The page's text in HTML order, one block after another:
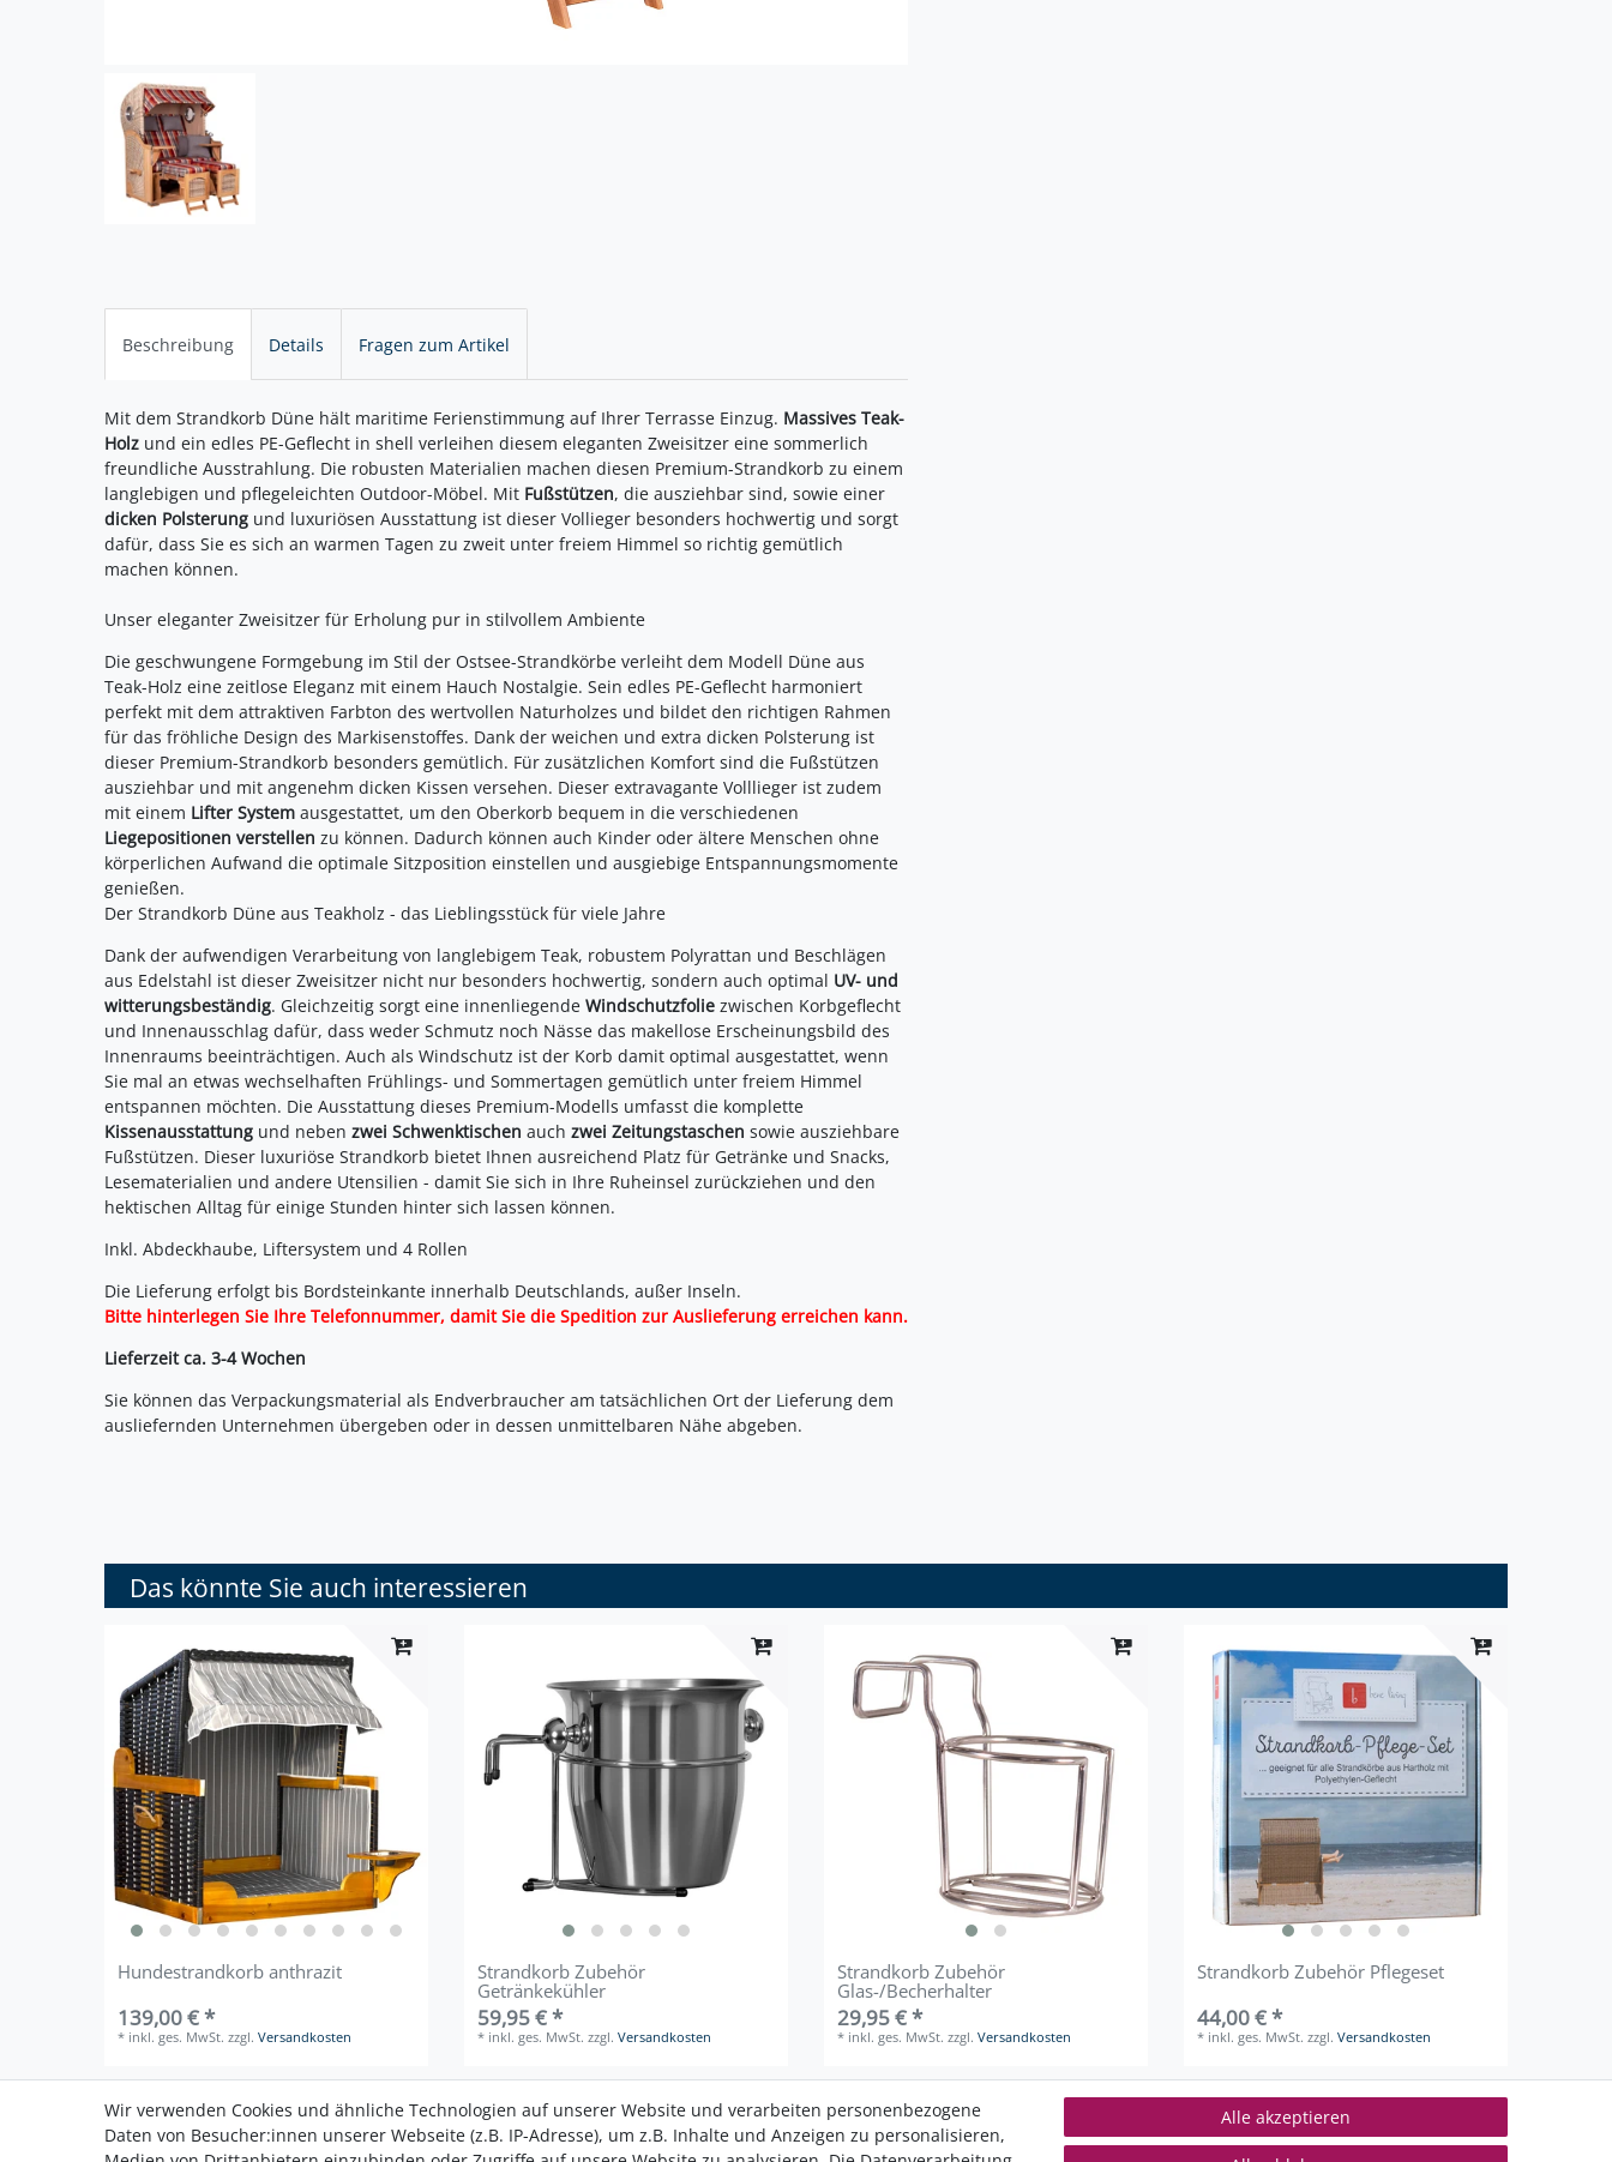
Beschreibung Details Fragen zum Artikel
Mit dem Strandkorb Düne hält maritime Ferienstimmung auf Ihrer Terrasse Einzug. Massives Teak-
Holz und ein edles PE-Geflecht in shell verleihen diesem eleganten Zweisitzer eine sommerlich
freundliche Ausstrahlung. Die robusten Materialien machen diesen Premium-Strandkorb zu einem
langlebigen und pflegeleichten Outdoor-Möbel. Mit Fußstützen, die ausziehbar sind, sowie einer
dicken Polsterung und luxuriösen Ausstattung ist dieser Vollieger besonders hochwertig und sorgt
dafür, dass Sie es sich an warmen Tagen zu zweit unter freiem Himmel so richtig gemütlich
machen können.
Unser eleganter Zweisitzer für Erholung pur in stilvollem Ambiente
Die geschwungene Formgebung im Stil der Ostsee-Strandkörbe verleiht dem Modell Düne aus
Teak-Holz eine zeitlose Eleganz mit einem Hauch Nostalgie. Sein edles PE-Geflecht harmoniert
perfekt mit dem attraktiven Farbton des wertvollen Naturholzes und bildet den richtigen Rahmen
für das fröhliche Design des Markisenstoffes. Dank der weichen und extra dicken Polsterung ist
dieser Premium-Strandkorb besonders gemütlich. Für zusätzlichen Komfort sind die Fußstützen
ausziehbar und mit angenehm dicken Kissen versehen. Dieser extravagante Volllieger ist zudem
mit einem Lifter System ausgestattet, um den Oberkorb bequem in die verschiedenen
Liegepositionen verstellen zu können. Dadurch können auch Kinder oder ältere Menschen ohne
körperlichen Aufwand die optimale Sitzposition einstellen und ausgiebige Entspannungsmomente
genießen.
Der Strandkorb Düne aus Teakholz - das Lieblingsstück für viele Jahre
Dank der aufwendigen Verarbeitung von langlebigem Teak, robustem Polyrattan und Beschlägen
aus Edelstahl ist dieser Zweisitzer nicht nur besonders hochwertig, sondern auch optimal UV- und
witterungsbeständig. Gleichzeitig sorgt eine innenliegende Windschutzfolie zwischen Korbgeflecht
und Innenausschlag dafür, dass weder Schmutz noch Nässe das makellose Erscheinungsbild des
Innenraums beeinträchtigen. Auch als Windschutz ist der Korb damit optimal ausgestattet, wenn
Sie mal an etwas wechselhaften Frühlings- und Sommertagen gemütlich unter freiem Himmel
entspannen möchten. Die Ausstattung dieses Premium-Modells umfasst die komplette
Kissenausstattung und neben zwei Schwenktischen auch zwei Zeitungstaschen sowie ausziehbare
Fußstützen. Dieser luxuriöse Strandkorb bietet Ihnen ausreichend Platz für Getränke und Snacks,
Lesematerialien und andere Utensilien - damit Sie sich in Ihre Ruheinsel zurückziehen und den
hektischen Alltag für einige Stunden hinter sich lassen können.
Inkl. Abdeckhaube, Liftersystem und 4 Rollen
Die Lieferung erfolgt bis Bordsteinkante innerhalb Deutschlands, außer Inseln.
Bitte hinterlegen Sie Ihre Telefonnummer, damit Sie die Spedition zur Auslieferung erreichen kann.
Lieferzeit ca. 3-4 Wochen
Sie können das Verpackungsmaterial als Endverbraucher am tatsächlichen Ort der Lieferung dem
ausliefernden Unternehmen übergeben oder in dessen unmittelbaren Nähe abgeben.
Das könnte Sie auch interessieren
Hundestrandkorb anthrazit
139,00 € *
* inkl. ges. MwSt. zzgl.Versandkosten
Strandkorb Zubehör
Getränkekühler
59,95 € *
* inkl. ges. MwSt. zzgl.Versandkosten
Strandkorb Zubehör
Glas-/Becherhalter
29,95 € *
* inkl. ges. MwSt. zzgl.Versandkosten
Strandkorb Zubehör Pflegeset
44,00 € *
* inkl. ges. MwSt. zzgl.Versandkosten
Wir verwenden Cookies und ähnliche Technologien auf unserer Website und verarbeiten personenbezogene
Daten von Besucher:innen unserer Webseite (z.B. IP-Adresse), um z.B. Inhalte und Anzeigen zu personalisieren,
Alle akzeptieren